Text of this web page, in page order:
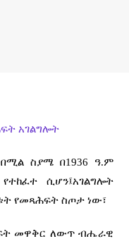
አገልግሎት
ስያሜ በ1936 ዓ.ም
ሲሆን፤አገልግሎት
የመጻሕፍት ስጦታ ነው፣
መዋቅር ለውጥ ብሔራዊ